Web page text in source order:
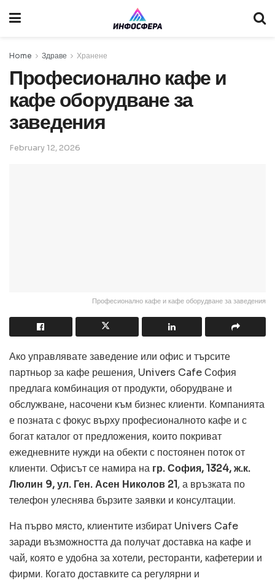
Home Здраве Хранене
Професионално кафе и
кафе оборудване за
заведения
February 12, 2026
Професионално кафе и кафе оборудване за заведения
Ако управлявате заведение или офис и търсите
партньор за кафе решения, Univers Cafe София
предлага комбинация от продукти, оборудване и
обслужване, насочени към бизнес клиенти. Компанията
е позната с фокус върху професионалното кафе и с
богат каталог от предложения, които покриват
ежедневните нужди на обекти с постоянен поток от
клиенти. Офисът се намира на гр. София, 1324, ж.к.
Люлин 9, ул. Ген. Асен Николов 21, а връзката по
телефон улеснява бързите заявки и консултации.
На първо място, клиентите избират Univers Cafe
заради възможността да получат доставка на кафе и
чай, която е удобна за хотели, ресторанти, кафетерии и
фирми. Когато доставките са регулярни и